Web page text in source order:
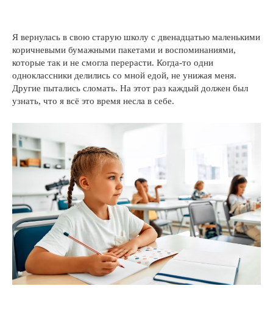
Я вернулась в свою старую школу с двенадцатью маленькими
коричневыми бумажными пакетами и воспоминаниями,
которые так и не смогла перерасти. Когда-то одни
одноклассники делились со мной едой, не унижая меня.
Другие пытались сломать. На этот раз каждый должен был
узнать, что я всё это время несла в себе.